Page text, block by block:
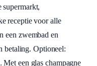
receptie voor alle
een zwembad en
betaling. Optioneel:
een glas champagne